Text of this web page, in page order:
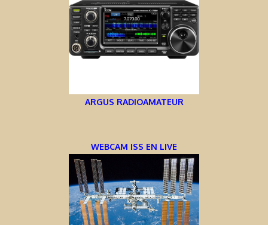
ARGUS RADIOAMATEUR
WEBCAM ISS EN LIVE